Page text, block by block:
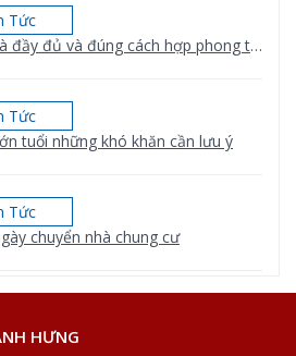
Tức
Cách cúng trả lễ tại nhà đầy đủ và đúng cách hợp phong thủy
Tức
tuổi những khó khăn cần lưu ý
Tức
chuyển nhà chung cư
nhà bao nhiêu 1km
HƯNG